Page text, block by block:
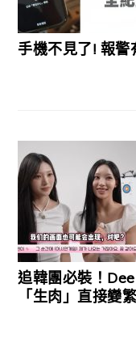
手機不見了! 報警
追韓團必裝！
「生肉」直接變